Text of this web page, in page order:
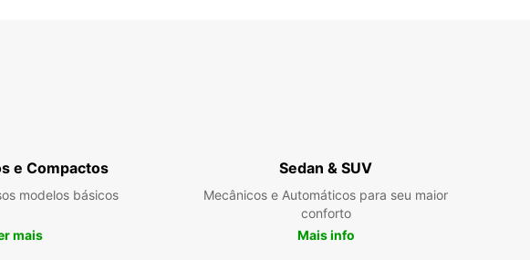
e Compactos
modelos básicos
mais
Sedan & SUV
Mecânicos e Automáticos para seu maior
conforto
Mais info